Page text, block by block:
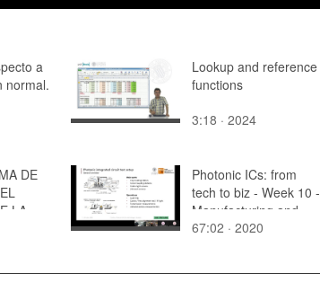
a
normal.
Lookup and reference
functions
3:18 · 2024
DE
LA
Photonic ICs: from
tech to biz - Week 10 -
Manufacturing and
test: Virtual lab &
67:02 · 2020